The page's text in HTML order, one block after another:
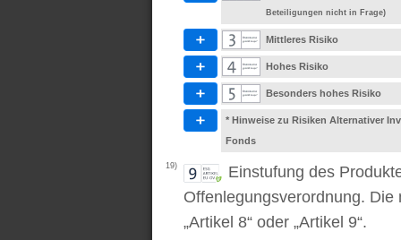
Beteiligungen nicht in Frage)
Mittleres Risiko
Hohes Risiko
Besonders hohes Risiko
* Hinweise zu Risiken Alternativer
Fonds
19)
Einstufung des
Offenlegungsverordnung. Die
„Artikel 8“ oder „Artikel 9“.